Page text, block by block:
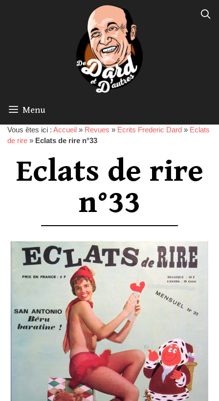
Menu
Vous êtes ici : Accueil » Revues » Ecrits Frederic Dard » Eclats
de rire » Eclats de rire n°33
Eclats de rire
n°33